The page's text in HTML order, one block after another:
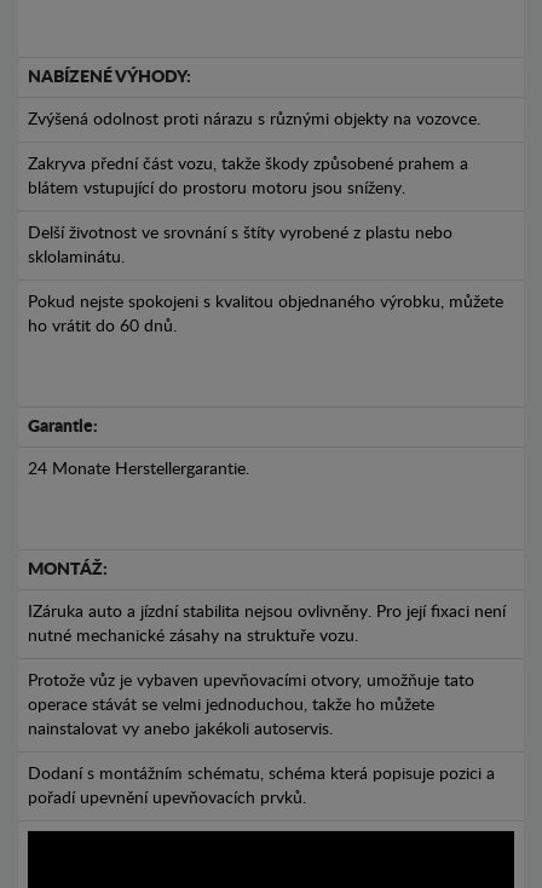
NABÍZENÉ VÝHODY:
Zvýšená odolnost proti nárazu s různými objekty na vozovce.
Zakryva přední část vozu, takže škody způsobené prahem a
blátem vstupující do prostoru motoru jsou sníženy.
Delší životnost ve srovnání s štíty vyrobené z plastu nebo
sklolaminátu.
Pokud nejste spokojeni s kvalitou objednaného výrobku, můžete
ho vrátit do 60 dnů.
Garantie:
24 Monate Herstellergarantie.
MONTÁŽ:
IZáruka auto a jízdní stabilita nejsou ovlivněny. Pro její fixaci není
nutné mechanické zásahy na struktuře vozu.
Protože vůz je vybaven upevňovacími otvory, umožňuje tato
operace stávát se velmi jednoduchou, takže ho můžete
nainstalovat vy anebo jakékoli autoservis.
Dodaní s montážním schématu, schéma která popisuje pozici a
pořadí upevnění upevňovacích prvků.